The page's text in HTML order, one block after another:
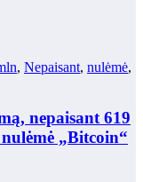
, Nepaisant, nulėmė,
nepaisant 619
„Bitcoin“